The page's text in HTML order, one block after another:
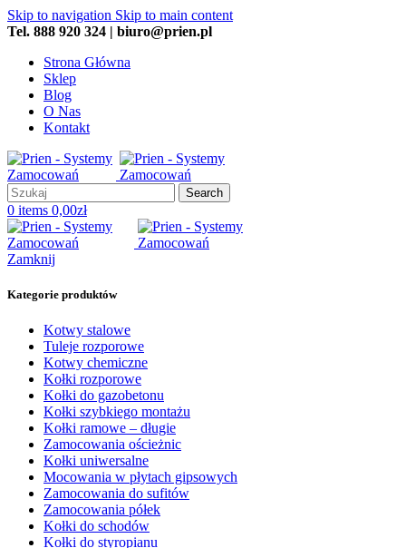
Skip to navigation Skip to main content
Tel. 888 920 324 | biuro@prien.pl
Strona Główna
Sklep
Blog
O Nas
Kontakt
Search
0 items 0,00zł
Zamknij
Kategorie produktów
Kotwy stalowe
Tuleje rozporowe
Kotwy chemiczne
Kołki rozporowe
Kołki do gazobetonu
Kołki szybkiego montażu
Kołki ramowe – długie
Zamocowania ościeżnic
Kołki uniwersalne
Mocowania w płytach gipsowych
Zamocowania do sufitów
Zamocowania półek
Kołki do schodów
Kołki do styropianu